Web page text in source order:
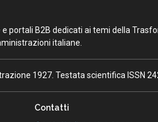
portali B2B dedicati ai temi della
italiane.
1927. Testata scientifica ISSN
Contatti